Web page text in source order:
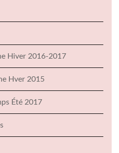
Hiver 2016-2017
Hver 2015
Été 2017